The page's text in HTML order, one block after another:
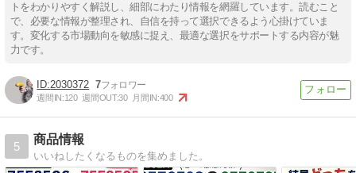
トをわかりやすく解説し、細部にわたり情報を網羅しています。読むこと
で、必要な情報が整理され、自信を持って選択できるよう心掛けていま
す。変化する市場動向を敏感に捉え、最適な選択をサポートする内容が魅
力です。
2030372 7
週間IN:120 週間OUT:30 月間IN:400
5
商品情報
いいねしたくなるものを集めました。